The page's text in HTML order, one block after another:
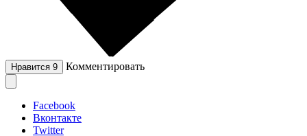
Нравится 9 Комментировать
Facebook
Вконтакте
Twitter